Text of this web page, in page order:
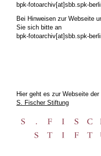
bpk-fotoarchiv[at]sbb.spk-
Bei Hinweisen zur Webseite
Sie sich bitte an
bpk-fotoarchiv[at]sbb.spk-
Hier geht es zur Webseite der
S. Fischer Stiftung